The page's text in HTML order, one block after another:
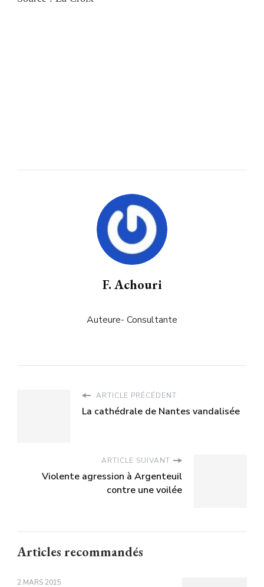
F. Achouri
Auteure- Consultante
ARTICLE PRÉCÉDENT
La cathédrale de Nantes vandalisée
ARTICLE SUIVANT
Violente agression à Argenteuil
contre une voilée
Articles recommandés
2 MARS 2015